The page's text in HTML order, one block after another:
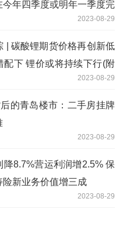
今年四季度或明年一季度完
2023-08-29
| 碳酸锂期货价格再创新低
配下 锂价或将持续下行(附
2023-08-29
后的青岛楼市：二手房挂牌
2023-08-29
降8.7%营运利润增2.5% 保
险新业务价值增三成
2023-08-29